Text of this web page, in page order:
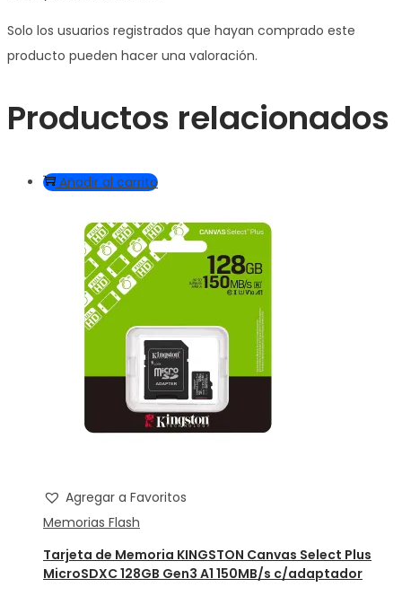
Solo los usuarios registrados que hayan comprado este
producto pueden hacer una valoración.
Productos relacionados
Añadir al carrito
Agregar a Favoritos
Memorias Flash
Tarjeta de Memoria KINGSTON Canvas Select Plus
MicroSDXC 128GB Gen3 A1 150MB/s c/adaptador